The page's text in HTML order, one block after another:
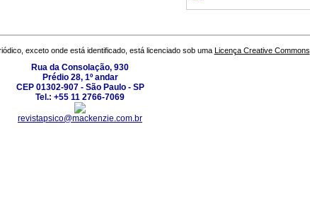
exceto onde está identificado, está licenciado sob uma Licença Creative Commons
Rua da Consolação, 930
Prédio 28, 1º andar
CEP 01302-907 - São Paulo - SP
Tel.: +55 11 2766-7069
revistapsico@mackenzie.com.br